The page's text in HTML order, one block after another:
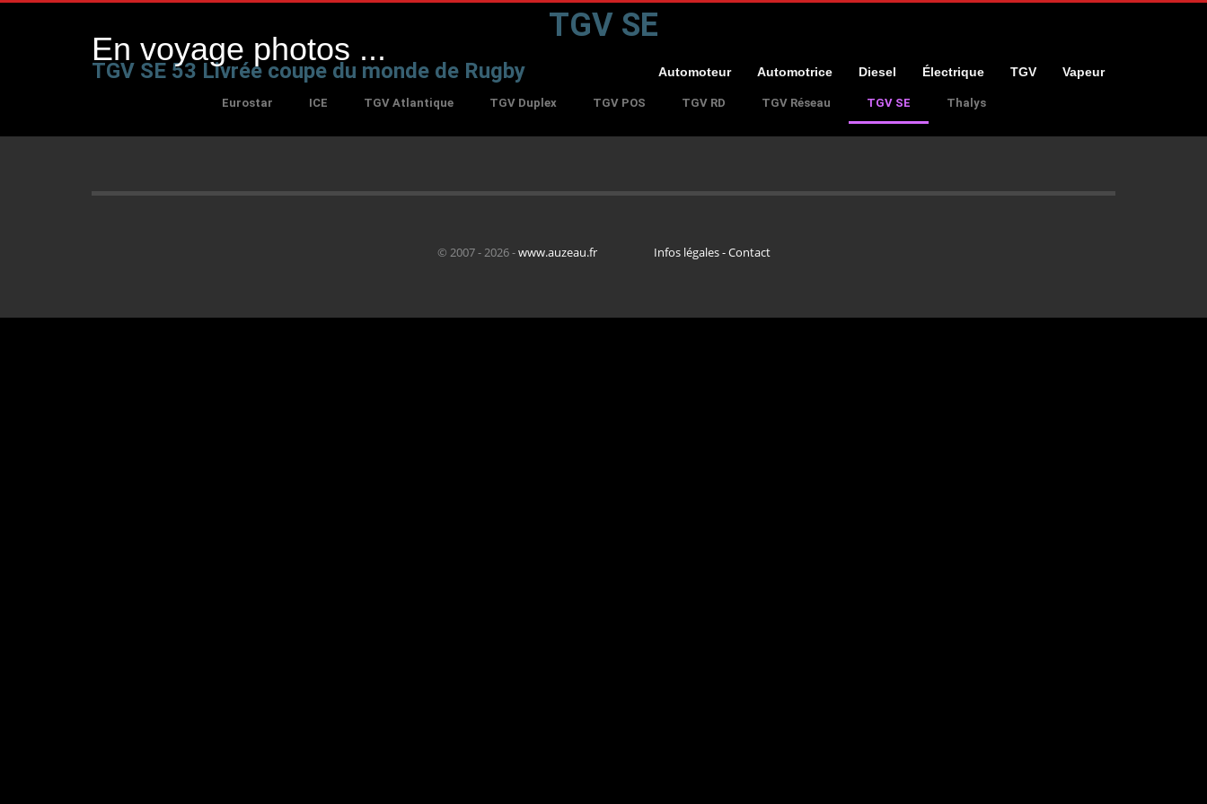
En voyage photos ...
Automoteur Automotrice Diesel Électrique TGV Vapeur
TGV SE
TGV SE 53 Livrée coupe du monde de Rugby
Eurostar ICE TGV Atlantique TGV Duplex TGV POS TGV RD TGV Réseau TGV SE Thalys
© 2007 - 2026 -www.auzeau.fr Infos légales - Contact